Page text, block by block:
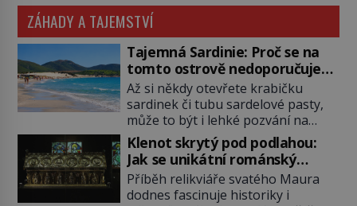
ZÁHADY A TAJEMSTVÍ
Tajemná Sardinie: Proč se na
tomto ostrově nedoporučuje
pytlovat „mořské brambory“?
Až si někdy otevřete krabičku
sardinek či tubu sardelové pasty,
může to být i lehké pozvání na
cestu do srdce Středozemního
moře, na ostrov hrdých Sardů.
Věděli jste, že to byl právě italský
ostrov Sardinie, jenž těmto
produktům moře propůjčil své
Klenot skrytý pod podlahou:
Jak se unikátní románský
poklad dostal do zapadlého
Bečova?
Příběh relikviáře svatého Maura
dodnes fascinuje historiky i